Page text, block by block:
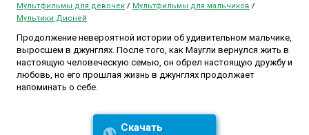
Мультфильмы для девочек / Мультфильмы для мальчиков /
Мультики Дисней
Продолжение невероятной истории об удивительном мальчике,
выросшем в джунглях. После того, как Маугли вернулся жить в
настоящую человеческую семью, он обрел настоящую дружбу и
любовь, но его прошлая жизнь в джунглях продолжает
напоминать о себе.
Скачать